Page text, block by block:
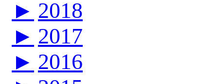
► 2018
► 2017
► 2016